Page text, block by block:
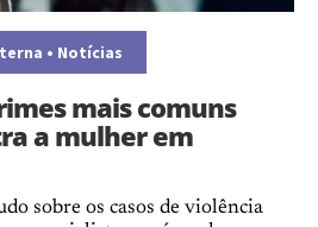
• Notícias
mais comuns
a mulher em
sobre os casos de violência